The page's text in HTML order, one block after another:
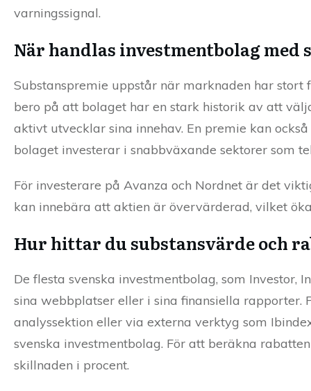
varningssignal.
När handlas investmentbolag med
Substanspremie uppstår när marknaden har
bero på att bolaget har en stark historik av att
aktivt utvecklar sina innehav. En premie kan
bolaget investerar i snabbväxande sektorer som
För investerare på Avanza och Nordnet är det
kan innebära att aktien är övervärderad, vilket
Hur hittar du substansvärde och
De flesta svenska investmentbolag, som
sina webbplatser eller i sina finansiella rapporter.
analyssektion eller via externa verktyg som
svenska investmentbolag. För att beräkna
skillnaden i procent.